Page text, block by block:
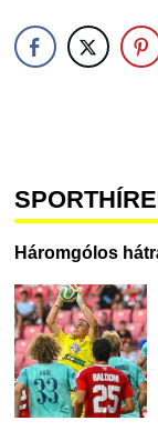
Háromgólos